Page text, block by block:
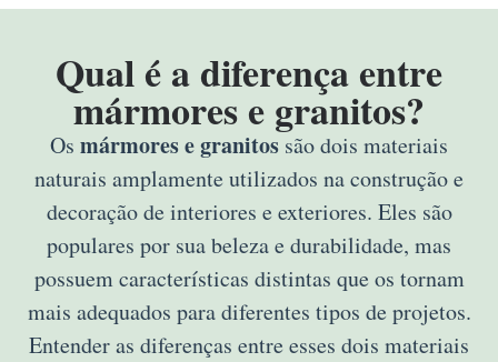
Qual é a diferença entre
mármores e granitos?
Os mármores e granitos são dois materiais
naturais amplamente utilizados na construção e
decoração de interiores e exteriores. Eles são
populares por sua beleza e durabilidade, mas
possuem características distintas que os tornam
mais adequados para diferentes tipos de projetos.
Entender as diferenças entre esses dois materiais